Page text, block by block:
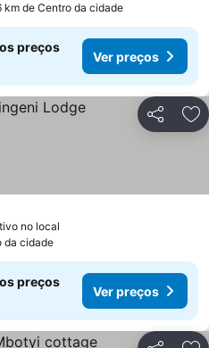
km de Centro da cidade
preços
Ver preços
Partilhar
no local
da cidade
preços
Ver preços